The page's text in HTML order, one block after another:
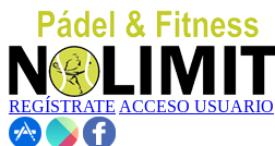
REGÍSTRATE ACCESO USUARIO